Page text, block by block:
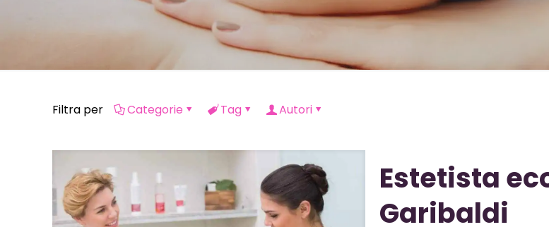
Filtra per Categorie Tag Autori
Estetista
Garibaldi